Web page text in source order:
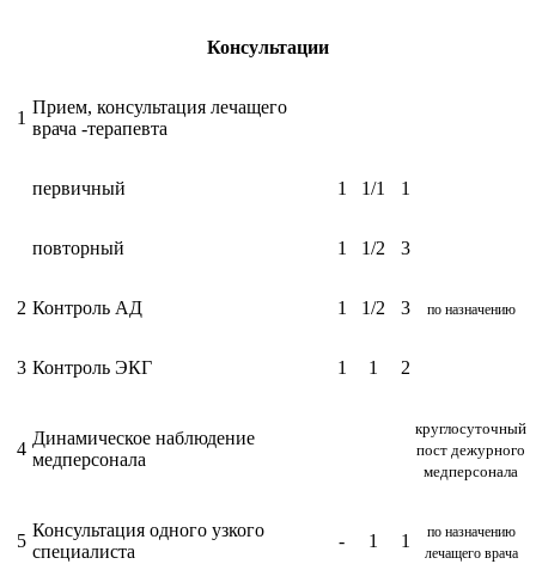
Консультации
1
Прием, консультация лечащего
врача -терапевта
первичный 1 1/1 1
повторный 1 1/2 3
2 Контроль АД 1 1/2 3 по назначению
3 Контроль ЭКГ 1 1 2
4
Динамическое наблюдение
медперсонала
круглосуточный
пост дежурного
медперсонала
5
Консультация одного узкого
специалиста
- 1 1
по назначению
лечащего врача